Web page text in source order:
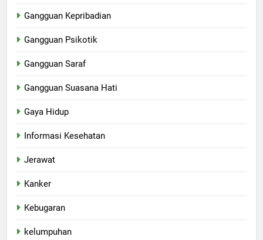
Gangguan Kepribadian
Gangguan Psikotik
Gangguan Saraf
Gangguan Suasana Hati
Gaya Hidup
Informasi Kesehatan
Jerawat
Kanker
Kebugaran
kelumpuhan